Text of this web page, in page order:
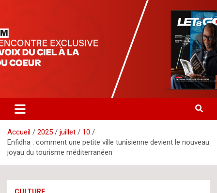
letsgomedia-ci.com
Accueil 2025 juillet
10
Enfidha : comment une petite ville tunisienne devient le nouveau
joyau du tourisme méditerranéen